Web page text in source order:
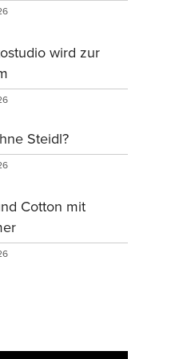
wird zur
Steidl?
Cotton mit